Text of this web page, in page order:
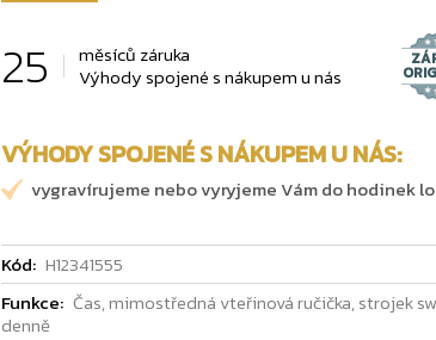
25
měsíců záruka
Výhody spojené s nákupem u nás
VÝHODY SPOJENÉ S NÁKUPEM U NÁS:
vygravírujeme nebo vyryjeme Vám do hodinek
Kód: H12341555
Funkce: Čas, mimostředná vteřinová ručička, strojek
denně